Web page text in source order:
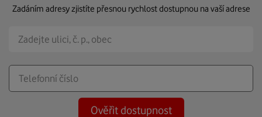
Zadáním adresy zjistíte přesnou rychlost dostupnou na vaší adrese
Ověřit dostupnost